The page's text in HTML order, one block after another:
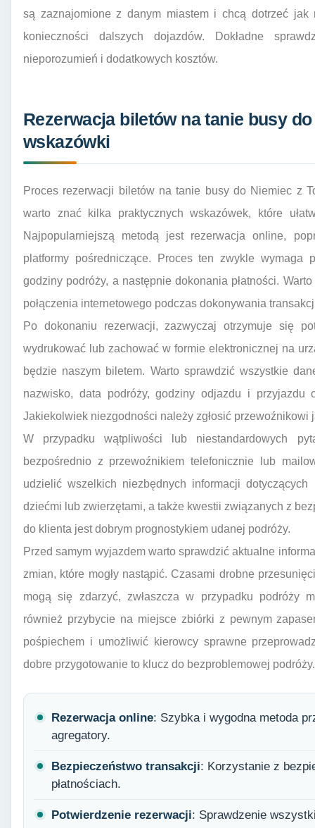
są zaznajomione z danym miastem i chcą dotrzeć
konieczności dalszych dojazdów. Dokładne
nieporozumień i dodatkowych kosztów.
Rezerwacja biletów na tanie busy
wskazówki
Proces rezerwacji biletów na tanie busy do Niemiec z
warto znać kilka praktycznych wskazówek, które
Najpopularniejszą metodą jest rezerwacja online,
platformy pośredniczące. Proces ten zwykle wymaga
godziny podróży, a następnie dokonania płatności.
połączenia internetowego podczas dokonywania
Po dokonaniu rezerwacji, zazwyczaj otrzymuje się
wydrukować lub zachować w formie elektronicznej na
będzie naszym biletem. Warto sprawdzić wszystkie
nazwisko, data podróży, godziny odjazdu i przyjazdu
Jakiekolwiek niezgodności należy zgłosić przewoźnikowi
W przypadku wątpliwości lub niestandardowych
bezpośrednio z przewoźnikiem telefonicznie lub
udzielić wszelkich niezbędnych informacji
dziećmi lub zwierzętami, a także kwestii związanych z
do klienta jest dobrym prognostykiem udanej podróży.
Przed samym wyjazdem warto sprawdzić aktualne
zmian, które mogły nastąpić. Czasami drobne
mogą się zdarzyć, zwłaszcza w przypadku podróży
również przybycie na miejsce zbiórki z pewnym
pośpiechem i umożliwić kierowcy sprawne
dobre przygotowanie to klucz do bezproblemowej podróży.
Rezerwacja online: Szybka i wygodna metoda
agregatory.
Bezpieczeństwo transakcji: Korzystanie z
płatnościach.
Potwierdzenie rezerwacji: Sprawdzenie